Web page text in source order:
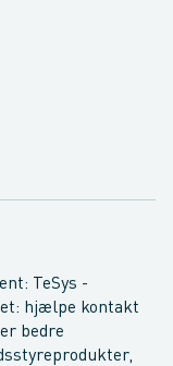
TeSys -
hjælpe kontakt
bedre